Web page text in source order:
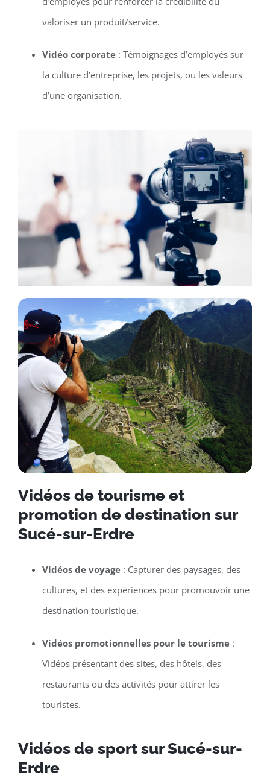
valoriser un produit/service.
Vidéo corporate: Témoignages d’employés sur
la culture d’entreprise, les projets, ou les valeurs
d’une organisation.
Vidéos de tourisme et
promotion de destination sur
Sucé-sur-Erdre
Vidéos de voyage: Capturer des paysages, des
cultures, et des expériences pour promouvoir une
destination touristique.
Vidéos promotionnelles pour le tourisme:
Vidéos présentant des sites, des hôtels, des
restaurants ou des activités pour attirer les
touristes.
Vidéos de sport sur Sucé-sur-
Erdre